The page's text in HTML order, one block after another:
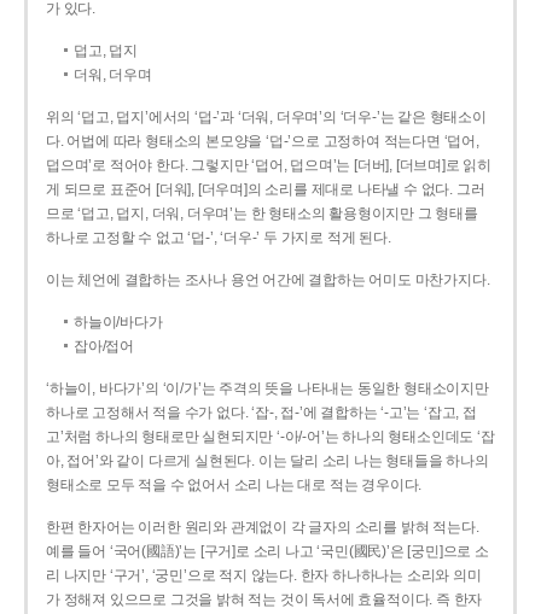
가 있다.
덥고, 덥지
더워, 더우며
위의 ‘덥고, 덥지’에서의 ‘덥-­’과 ‘더워, 더우며’의 ‘더우-­’는 같은 형태소이
다. 어법에 따라 형태소의 본모양을 ‘덥-­’으로 고정하여 적는다면 ‘덥어,
덥으며’로 적어야 한다. 그렇지만 ‘덥어, 덥으며’는 [더버], [더브며]로 읽히
게 되므로 표준어 [더워], [더우며]의 소리를 제대로 나타낼 수 없다. 그러
므로 ‘덥고, 덥지, 더워, 더우며’는 한 형태소의 활용형이지만 그 형태를
하나로 고정할 수 없고 ‘덥-’, ‘더우-’ 두 가지로 적게 된다.
이는 체언에 결합하는 조사나 용언 어간에 결합하는 어미도 마찬가지다.
하늘이/바다가
잡아/접어
‘하늘이, 바다가’의 ‘이/가’는 주격의 뜻을 나타내는 동일한 형태소이지만
하나로 고정해서 적을 수가 없다. ‘잡-, 접-’에 결합하는 ‘-고’는 ‘잡고, 접
고’처럼 하나의 형태로만 실현되지만 ‘-아/-어’는 하나의 형태소인데도 ‘잡
아, 접어’와 같이 다르게 실현된다. 이는 달리 소리 나는 형태들을 하나의
형태소로 모두 적을 수 없어서 소리 나는 대로 적는 경우이다.
한편 한자어는 이러한 원리와 관계없이 각 글자의 소리를 밝혀 적는다.
예를 들어 ‘국어(國語)’는 [구거]로 소리 나고 ‘국민(國民)’은 [궁민]으로 소
리 나지만 ‘구거’, ‘궁민’으로 적지 않는다. 한자 하나하나는 소리와 의미
가 정해져 있으므로 그것을 밝혀 적는 것이 독서에 효율적이다. 즉 한자